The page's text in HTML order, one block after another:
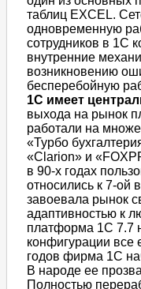
таблиц EXCEL.
одновременную
сотрудников в 1С
внутренние
возникновению
бесперебойную
1С имеет
выхода на рынок
работали на
«Турбо
«Clarion» и
в 90-х годах
относились к 7-ой
завоевала рынок
адаптивностью к
платформа 1С 7.7
конфигурации
годов фирма 1С
В народе ее
Полностью